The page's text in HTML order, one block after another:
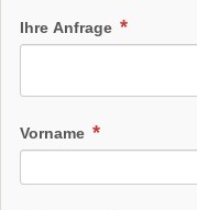
Ihre Anfrage
Vorname